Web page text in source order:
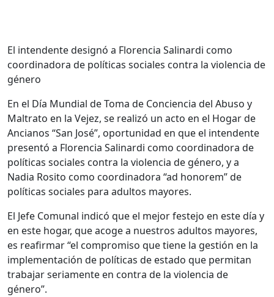
El intendente designó a Florencia Salinardi como
coordinadora de políticas sociales contra la violencia de
género
En el Día Mundial de Toma de Conciencia del Abuso y
Maltrato en la Vejez, se realizó un acto en el Hogar de
Ancianos “San José”, oportunidad en que el intendente
presentó a Florencia Salinardi como coordinadora de
políticas sociales contra la violencia de género, y a
Nadia Rosito como coordinadora “ad honorem” de
políticas sociales para adultos mayores.
El Jefe Comunal indicó que el mejor festejo en este día y
en este hogar, que acoge a nuestros adultos mayores,
es reafirmar “el compromiso que tiene la gestión en la
implementación de políticas de estado que permitan
trabajar seriamente en contra de la violencia de
género”.